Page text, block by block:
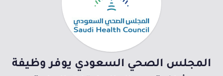
المجلس الصحي السعودي يوفر وظيفة